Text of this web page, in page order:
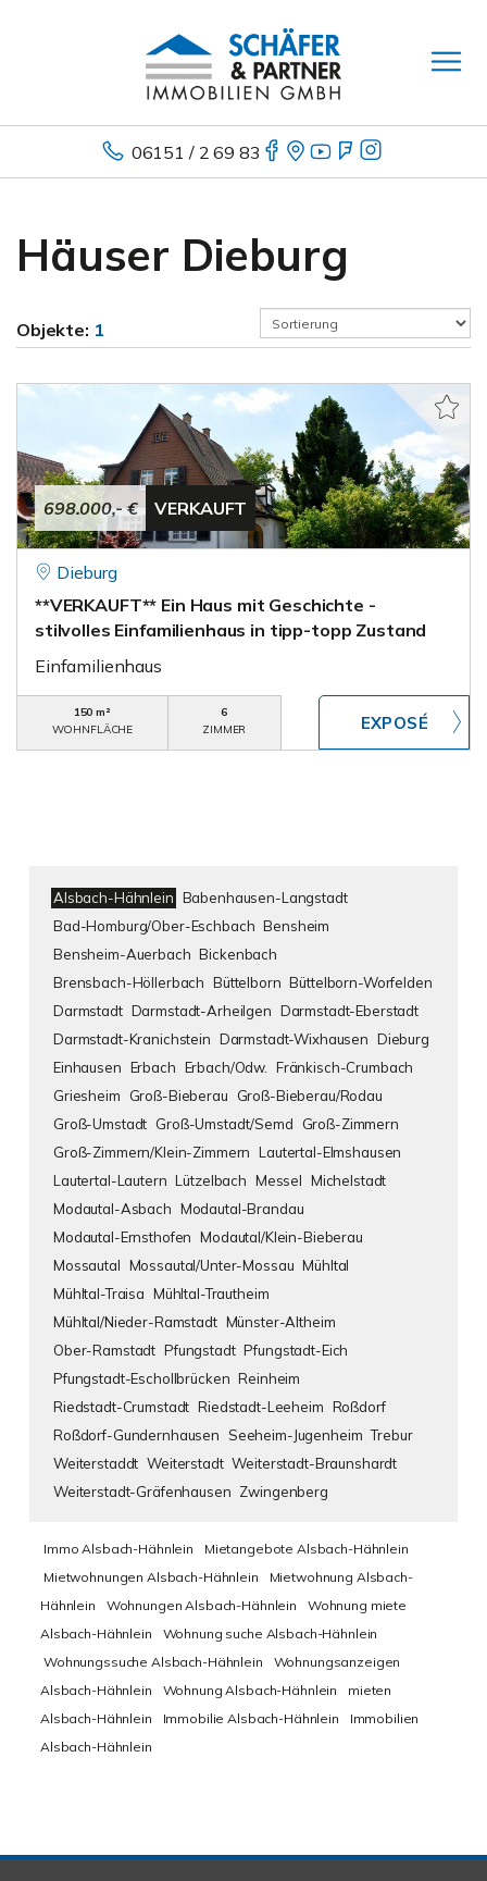
06151 / 2 69 83
Häuser Dieburg
Objekte: 1
698.000,- € VERKAUFT
Dieburg
**VERKAUFT** Ein Haus mit Geschichte -
stilvolles Einfamilienhaus in tipp-topp Zustand
Einfamilienhaus
150 m²
WOHNFLÄCHE
6
ZIMMER
Alsbach-Hähnlein Babenhausen-Langstadt
Bad-Homburg/Ober-Eschbach Bensheim
Bensheim-Auerbach Bickenbach
Brensbach-Höllerbach Büttelborn Büttelborn-Worfelden
Darmstadt Darmstadt-Arheilgen Darmstadt-Eberstadt
Darmstadt-Kranichstein Darmstadt-Wixhausen Dieburg
Einhausen Erbach Erbach/Odw.
Fränkisch-Crumbach
Griesheim
Groß-Bieberau
Groß-Bieberau/Rodau
Groß-Umstadt Groß-Umstadt/Semd
Groß-Zimmern
Groß-Zimmern/Klein-Zimmern Lautertal-Elmshausen
Lautertal-Lautern Lützelbach Messel Michelstadt
Modautal-Asbach Modautal-Brandau
Modautal-Ernsthofen Modautal/Klein-Bieberau
Mossautal Mossautal/Unter-Mossau Mühltal
Mühltal-Traisa Mühltal-Trautheim
Mühltal/Nieder-Ramstadt Münster-Altheim
Ober-Ramstadt Pfungstadt Pfungstadt-Eich
Pfungstadt-Eschollbrücken Reinheim
Riedstadt-Crumstadt Riedstadt-Leeheim Roßdorf
Roßdorf-Gundernhausen Seeheim-Jugenheim Trebur
Weiterstaddt Weiterstadt Weiterstadt-Braunshardt
Weiterstadt-Gräfenhausen Zwingenberg
Immo Alsbach-Hähnlein
Mietangebote Alsbach-Hähnlein
Mietwohnungen Alsbach-Hähnlein
Mietwohnung Alsbach-
Hähnlein
Wohnungen Alsbach-Hähnlein
Wohnung miete
Alsbach-Hähnlein
Wohnung suche Alsbach-Hähnlein
Wohnungssuche Alsbach-Hähnlein
Wohnungsanzeigen
Alsbach-Hähnlein
Wohnung Alsbach-Hähnlein
mieten
Alsbach-Hähnlein
Immobilie Alsbach-Hähnlein
Immobilien
Alsbach-Hähnlein